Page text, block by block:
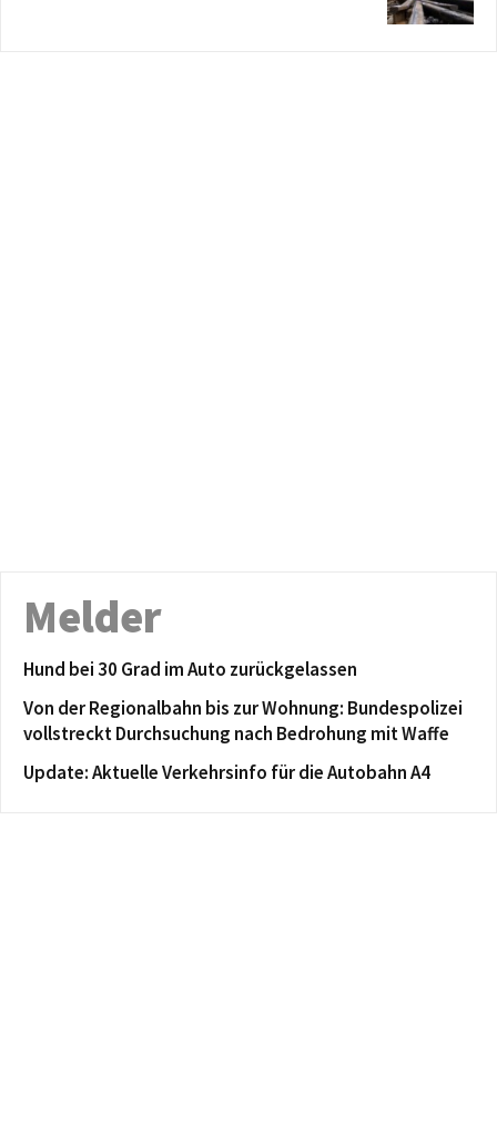
Melder
Hund bei 30 Grad im Auto zurückgelassen
Von der Regionalbahn bis zur Wohnung: Bundespolizei
vollstreckt Durchsuchung nach Bedrohung mit Waffe
Update: Aktuelle Verkehrsinfo für die Autobahn A4